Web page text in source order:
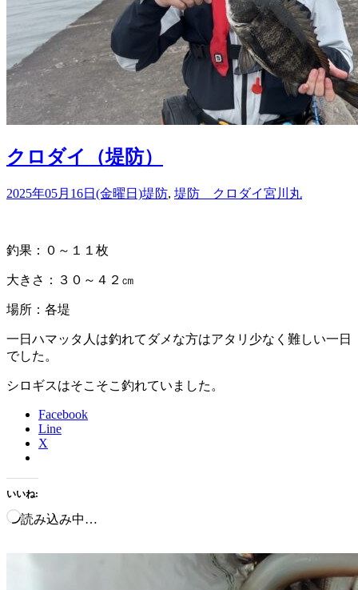
クロダイ（堤防）
2025年05月16日(金曜日)堤防, 堤防 クロダイ宮川丸
釣果：０～１１枚
大きさ：３０～４２㎝
場所：各堤
一日ハマッタ人は釣れてダメな方はアタリ少なく難しい一日
でした。
シロギスはそこそこ釣れていました。
Facebook
Line
X
いいね:
読み込み中…